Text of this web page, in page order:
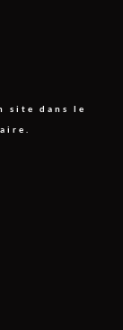
site dans le